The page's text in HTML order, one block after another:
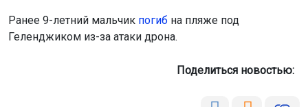
Ранее 9-летний мальчик погиб на пляже под
Геленджиком из-за атаки дрона.
Поделиться новостью: